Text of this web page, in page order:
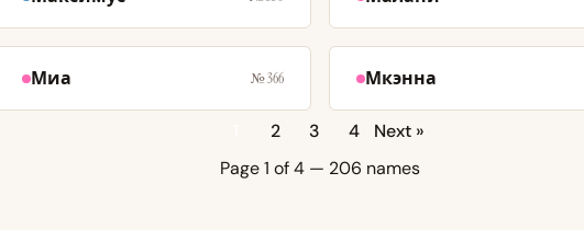
Миа № 366 Мкэнна
2 3 4
Next »
Page 1 of 4 — 206 names